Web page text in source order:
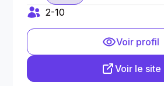
2-10
Voir profil
Voir le site